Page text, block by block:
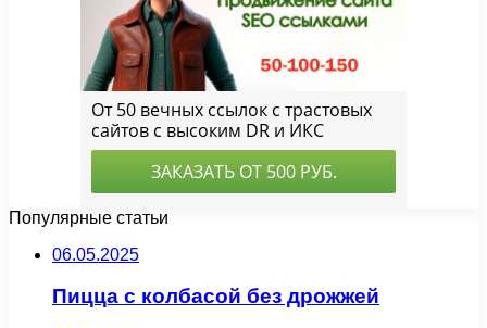
Популярные статьи
06.05.2025
Пицца с колбасой без дрожжей